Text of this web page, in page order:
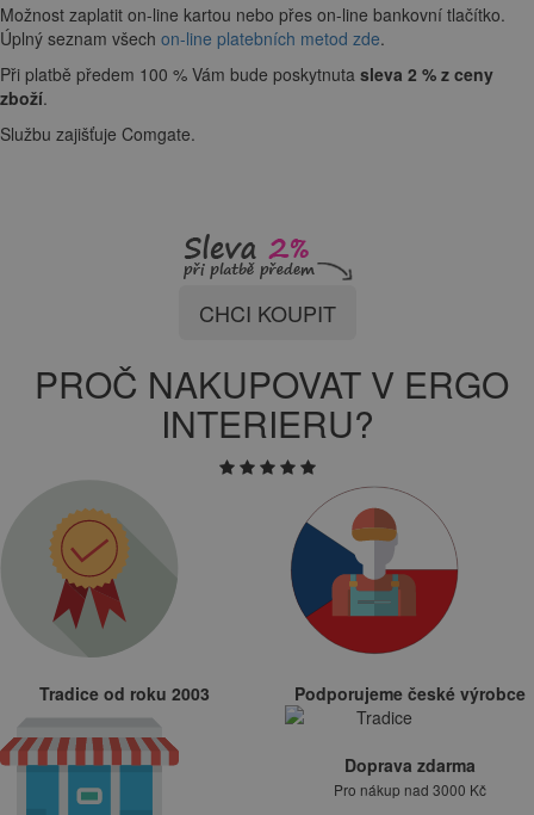
Možnost zaplatit on-line kartou nebo přes on-line bankovní tlačítko.
Úplný seznam všech on-line platebních metod zde.
Při platbě předem 100 % Vám bude poskytnuta sleva 2 % z ceny
zboží.
Službu zajišťuje Comgate.
CHCI KOUPIT
PROČ NAKUPOVAT V ERGO
INTERIERU?
Tradice od roku 2003 Podporujeme české výrobce
Doprava zdarma
Pro nákup nad 3000 Kč